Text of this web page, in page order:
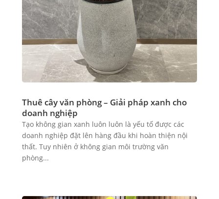
Thuê cây văn phòng – Giải pháp xanh cho
doanh nghiệp
Tạo không gian xanh luôn luôn là yếu tố được các
doanh nghiệp đặt lên hàng đầu khi hoàn thiện nội
thất. Tuy nhiên ở không gian môi trường văn
phòng...